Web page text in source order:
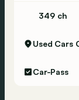
349 ch
Car-Pass